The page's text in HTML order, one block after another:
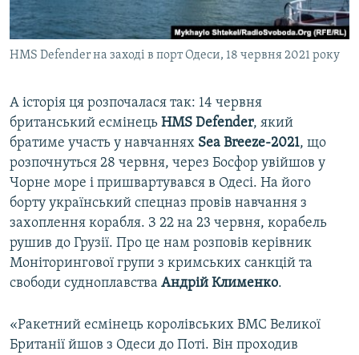
HMS Defender на заході в порт Одеси, 18 червня 2021 року
А історія ця розпочалася так: 14 червня
британський есмінець HMS Defender, який
братиме участь у навчаннях Sea Breeze-2021, що
розпочнуться 28 червня, через Босфор увійшов у
Чорне море і пришвартувався в Одесі. На його
борту український спецназ провів навчання з
захоплення корабля. З 22 на 23 червня, корабель
рушив до Грузії. Про це нам розповів керівник
Моніторингової групи з кримських санкцій та
свободи судноплавства Андрій Клименко.
«Ракетний есмінець королівських ВМС Великої
Британії йшов з Одеси до Поті. Він проходив